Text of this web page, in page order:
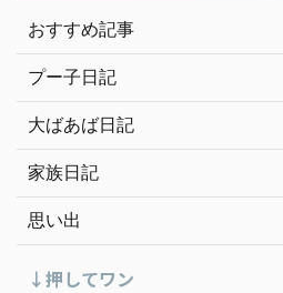
おすすめ記事
プー子日記
大ばあば日記
家族日記
思い出
↓押してワン